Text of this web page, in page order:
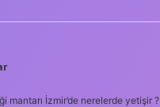
mantarı İzmir’de nerelerde yetişir ?